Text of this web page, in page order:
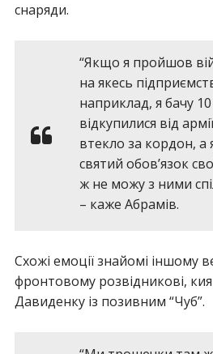
снаряди.
“Якщо я пройшов
на якесь
наприклад, я бачу
відкупилися від
втекло за кордон, а
святий обов’язок
ж не можу з ними
– каже Абрамів.
Схожі емоції знайомі іншому
фронтовому розвідникові,
Давиденку із позивним “Чуб”.